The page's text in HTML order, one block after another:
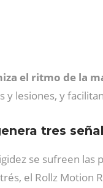
el ritmo de la
y lesiones, y
tres
se sufreen las
el Rollz Motion